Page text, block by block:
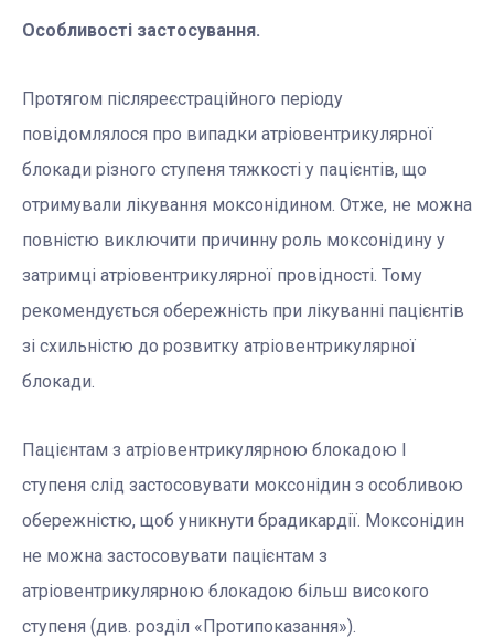
Особливості застосування.
Протягом післяреєстраційного періоду
повідомлялося про випадки атріовентрикулярної
блокади різного ступеня тяжкості у пацієнтів, що
отримували лікування моксонідином. Отже, не можна
повністю виключити причинну роль моксонідину у
затримці атріовентрикулярної провідності. Тому
рекомендується обережність при лікуванні пацієнтів
зі схильністю до розвитку атріовентрикулярної
блокади.
Пацієнтам з атріовентрикулярною блокадою І
ступеня слід застосовувати моксонідин з особливою
обережністю, щоб уникнути брадикардії. Моксонідин
не можна застосовувати пацієнтам з
атріовентрикулярною блокадою більш високого
ступеня (див. розділ «Протипоказання»).